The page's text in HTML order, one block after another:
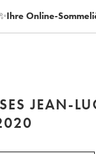
Ihre Online-
JEAN-